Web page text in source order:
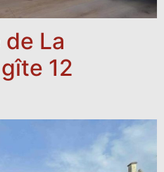
La
12